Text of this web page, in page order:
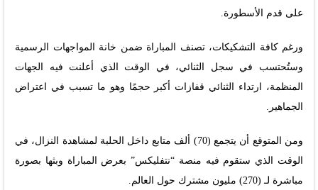
على قدم الأسطورة.
ورغم كافة التشكيكات، تصنف المباراة ضمن خانة المواجهات الرسمية
وستُحتسب في سجل الثنائي، في الوقت الذي أعلنت فيه الجهات
المنظمة، ارتداء الثنائي قفازات أكبر حجمًا وهو ما تسبب في اعتراض
الجماهير.
ومن المتوقع أن يتجمع (70) ألف متابع داخل الحلبة لمشاهدة النزال، في
الوقت الذي ستقوم فيه منصة “نتفليكس” بعرض المباراة وبثها بصورة
مباشرة لـ (270) مليون مشترك حول العالم.